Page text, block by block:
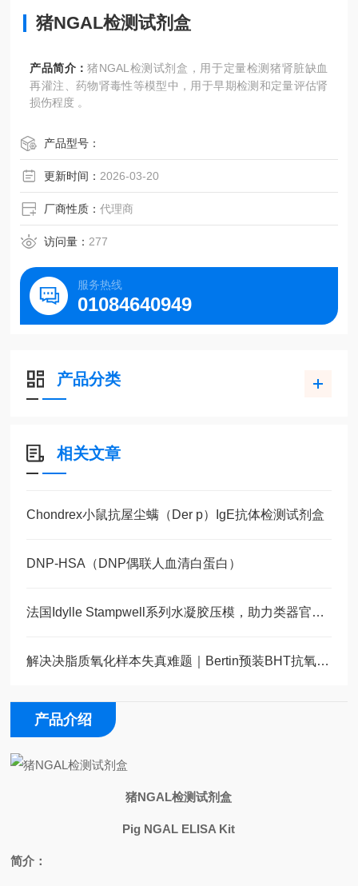
猪NGAL检测试剂盒
产品简介：猪NGAL检测试剂盒，用于定量检测猪肾脏缺血
再灌注、药物肾毒性等模型中，用于早期检测和定量评估肾
损伤程度 。
产品型号：
更新时间： 2026-03-20
厂商性质：代理商
访问量： 277
服务热线
01084640949
产品分类
相关文章
Chondrex小鼠抗屋尘螨（Der p）IgE抗体检测试剂盒
DNP-HSA（DNP偶联人血清白蛋白）
法国Idylle Stampwell系列水凝胶压模，助力类器官与斑马鱼3D显微成像
解决决脂质氧化样本失真难题｜Bertin预装BHT抗氧化采样管
产品介绍
猪NGAL检测试剂盒
Pig NGAL ELISA Kit
简介：